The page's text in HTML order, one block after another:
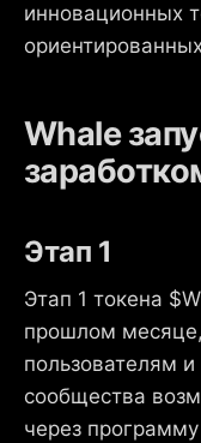
инновационных
Whale
Этап 1
Этап 1 токена
прошлом
пользователям
сообщества
через